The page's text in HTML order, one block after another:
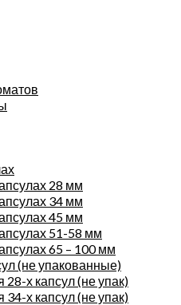
28 мм
34 мм
45 мм
51-58 мм
65 – 100 мм
(не упакованные)
28-х капсул (не упак)
34-х капсул (не упак)